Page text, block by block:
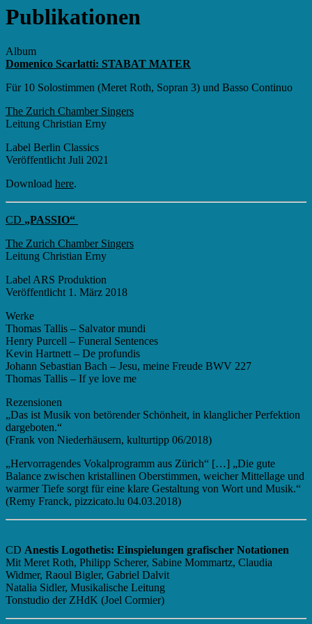
Publikationen
Album
Domenico Scarlatti: STABAT MATER
Für 10 Solostimmen (Meret Roth, Sopran 3) und Basso Continuo
The Zurich Chamber Singers
Leitung Christian Erny
Label Berlin Classics
Veröffentlicht Juli 2021
Download here.
CD „PASSIO“
The Zurich Chamber Singers
Leitung Christian Erny
Label ARS Produktion
Veröffentlicht 1. März 2018
Werke
Thomas Tallis – Salvator mundi
Henry Purcell – Funeral Sentences
Kevin Hartnett – De profundis
Johann Sebastian Bach – Jesu, meine Freude BWV 227
Thomas Tallis – If ye love me
Rezensionen
„Das ist Musik von betörender Schönheit, in klanglicher Perfektion
dargeboten.“
(Frank von Niederhäusern, kulturtipp 06/2018)
„Hervorragendes Vokalprogramm aus Zürich“ […] „Die gute
Balance zwischen kristallinen Oberstimmen, weicher Mittellage und
warmer Tiefe sorgt für eine klare Gestaltung von Wort und Musik.“
(Remy Franck, pizzicato.lu 04.03.2018)
CD Anestis Logothetis: Einspielungen grafischer Notationen
Mit Meret Roth, Philipp Scherer, Sabine Mommartz, Claudia
Widmer, Raoul Bigler, Gabriel Dalvit
Natalia Sidler, Musikalische Leitung
Tonstudio der ZHdK (Joel Cormier)